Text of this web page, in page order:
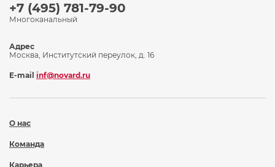
+7 (495) 781-79-90
Многоканальный
О нас
Команда
Карьера
Адрес
Москва, Институтский переулок, д. 16
E-mail inf@novard.ru